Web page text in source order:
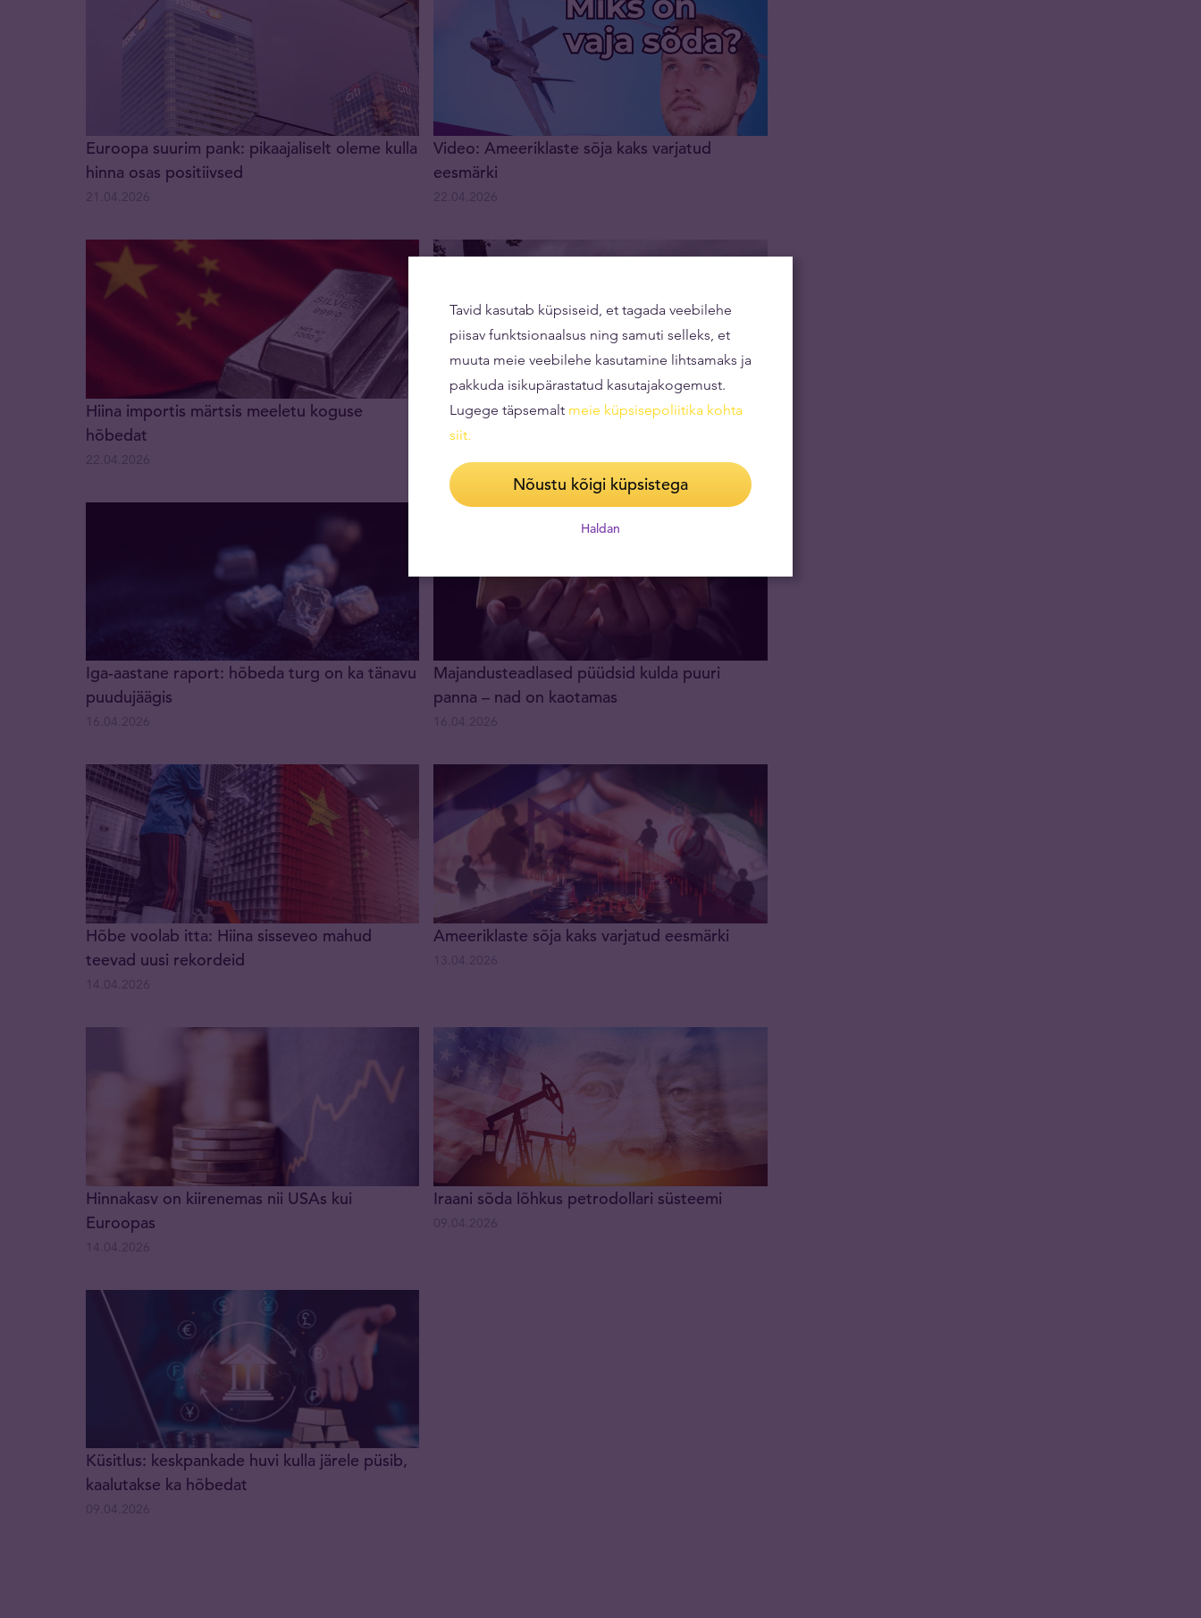
Euroopa suurim pank: pikaajaliselt oleme kulla
hinna osas positiivsed
Video: Ameeriklaste sõja kaks varjatud
eesmärki
Hiina importis märtsis meeletu koguse
hõbedat
Rahapuudus: Venemaa jätkas kulla müümist ka
märtsis
21.04.2026
Iga-aastane raport: hõbeda turg on ka tänavu
puudujäägis
Majandusteadlased püüdsid kulda puuri
panna – nad on kaotamas
Hõbe voolab itta: Hiina sisseveo mahud
teevad uusi rekordeid
Ameeriklaste sõja kaks varjatud eesmärki
Hinnakasv on kiirenemas nii USAs kui
Euroopas
Iraani sõda lõhkus petrodollari süsteemi
Küsitlus: keskpankade huvi kulla järele püsib,
kaalutakse ka hõbedat
Tavid kasutab küpsiseid, et tagada veebilehe
piisav funktsionaalsus ning samuti selleks, et
muuta meie veebilehe kasutamine lihtsamaks ja
pakkuda isikupärastatud kasutajakogemust.
Lugege täpsemalt meie küpsisepoliitika kohta
siit.
Nõustu kõigi küpsistega
Haldan